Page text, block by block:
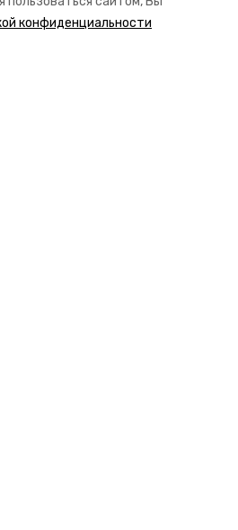
конфиденциальности
предложения о
притяжения для местных
в материале «Победы26».